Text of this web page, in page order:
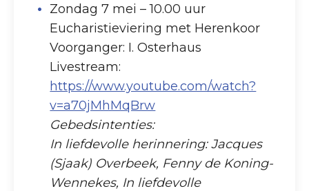
Zondag 7 mei – 10.00 uur
Eucharistieviering met Herenkoor
Voorganger: I. Osterhaus
Livestream:
https://www.youtube.com/watch?
v=a70jMhMqBrw
Gebedsintenties:
In liefdevolle herinnering: Jacques
(Sjaak) Overbeek, Fenny de Koning-
Wennekes, In liefdevolle